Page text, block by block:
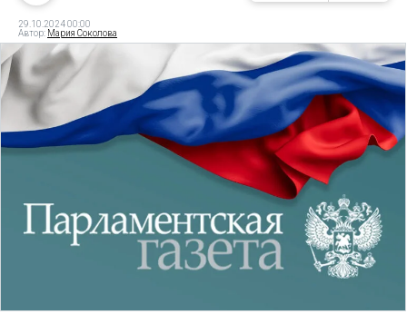
29.10.2024 00:00
Автор: Мария Соколова